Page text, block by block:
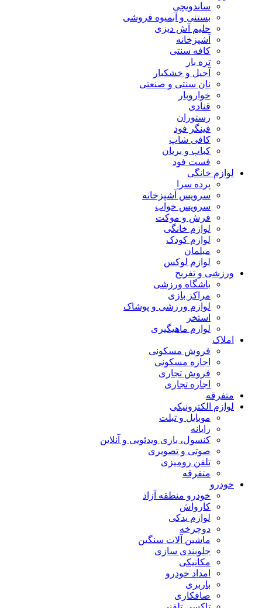
ساندویچی
بستنی و آبمیوه فروشی
حلیم آش دیزی
آشپزخانه
کافه سنتی
تره بار
آجیل و خشکبار
نان سنتی و صنعتی
خواروبار
قنادی
رستوران
فینگر فود
کافی شاپ
کباب و بریان
فست فود
لوازم خانگی
پرده سرا
سرویس آشپزخانه
سرویس خواب
فرش و موکت
لوازم خانگی
لوازم کودک
مبلمان
لوازم لوکس
ورزشی و تفریح
باشگاه ورزشی
مراکز بازی
لوازم ورزشی و پوشاک
استخر
لوازم ماهیگیری
املاک
فروش مسکونی
اجاره مسکونی
فروش تجاری
اجاره تجاری
متفرقه
لوازم الکترونیکی
موبایل و تبلت
رایانه
کنسول، بازی‌ ویدئویی و آنلاین
صوتی و تصویری
تلفن رومیزی
متفرقه
خودرو
خودرو منطقه آزاد
کارواش
لوازم یدکی
دوچرخه
ماشین آلات سنگین
جلوبندی سازی
مکانیکی
امداد خودرو
باربری
صافکاری